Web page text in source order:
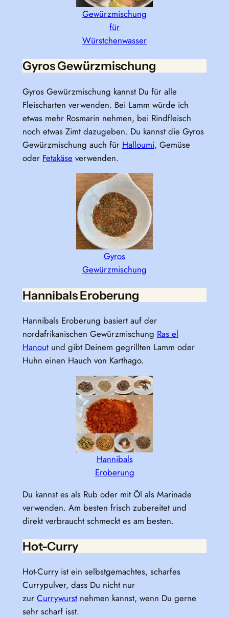
Gewürzmischung
für
Würstchenwasser
Gyros Gewürzmischung
Gyros Gewürzmischung kannst Du für alle
Fleischarten verwenden. Bei Lamm würde ich
etwas mehr Rosmarin nehmen, bei Rindfleisch
noch etwas Zimt dazugeben. Du kannst die Gyros
Gewürzmischung auch für Halloumi, Gemüse
oder Fetakäse verwenden.
Gyros
Gewürzmischung
Hannibals Eroberung
Hannibals Eroberung basiert auf der
nordafrikanischen Gewürzmischung Ras el
Hanoutund gibt Deinem gegrillten Lamm oder
Huhn einen Hauch von Karthago.
Hannibals
Eroberung
Du kannst es als Rub oder mit Öl als Marinade
verwenden. Am besten frisch zubereitet und
direkt verbraucht schmeckt es am besten.
Hot-Curry
Hot-Curry ist ein selbstgemachtes, scharfes
Currypulver, dass Du nicht nur
zur Currywurstnehmen kannst, wenn Du gerne
sehr scharf isst.